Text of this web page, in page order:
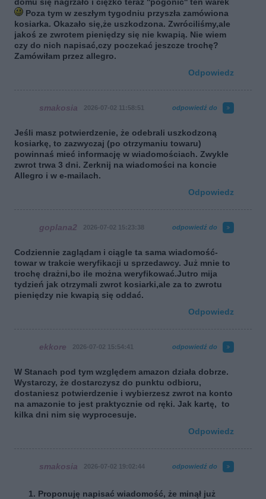
Poza tym w zeszłym tygodniu przyszła zamówiona
kosiarka. Okazało się,że uszkodzona. Zwróciliśmy,ale
jakoś ze zwrotem pieniędzy się nie kwapią. Nie wiem
czy do nich napisać,czy poczekać jeszcze trochę?
Zamówiłam przez allegro.
Odpowiedz
smakosia 2026-07-02 11:58:51 odpowiedź do
Jeśli masz potwierdzenie, że odebrali uszkodzoną
kosiarkę, to zazwyczaj (po otrzymaniu towaru)
powinnaś mieć informację w wiadomościach. Zwykle
zwrot trwa 3 dni. Zerknij na wiadomości na koncie
Allegro i w e-mailach.
Odpowiedz
goplana2 2026-07-02 15:23:38 odpowiedź do
Codziennie zaglądam i ciągle ta sama wiadomość-
towar w trakcie weryfikacji u sprzedawcy. Już mnie to
trochę drażni,bo ile można weryfikować.Jutro mija
tydzień jak otrzymali zwrot kosiarki,ale za to zwrotu
pieniędzy nie kwapią się oddać.
Odpowiedz
ekkore 2026-07-02 15:54:41 odpowiedź do
W Stanach pod tym względem amazon działa dobrze.
Wystarczy, że dostarczysz do punktu odbioru,
dostaniesz potwierdzenie i wybierzesz zwrot na konto
na amazonie to jest praktycznie od ręki. Jak kartę, to
kilka dni nim się wyprocesuje.
Odpowiedz
smakosia 2026-07-02 19:02:44 odpowiedź do
Proponuję napisać wiadomość, że minął już